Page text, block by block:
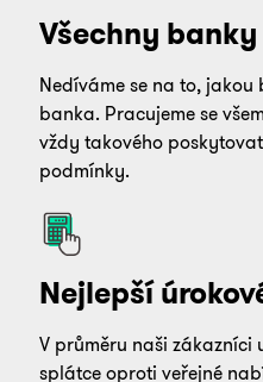
Všechny
Nedíváme se na to,
banka. Pracujeme se
vždy takového
podmínky.
Nejlepší
V průměru naši zákazníci
splátce oproti veřejné